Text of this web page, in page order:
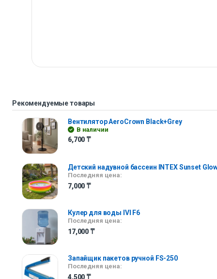
Рекомендуемые товары
Вентилятор AeroCrown Black+Grey
В наличии
6,700 ₸
Детский надувной бассеин INTEX Sunset
Последняя цена:
7,000 ₸
Кулер для воды IVI F6
Последняя цена:
17,000 ₸
Запайщик пакетов ручной FS-250
Последняя цена:
4,500 ₸